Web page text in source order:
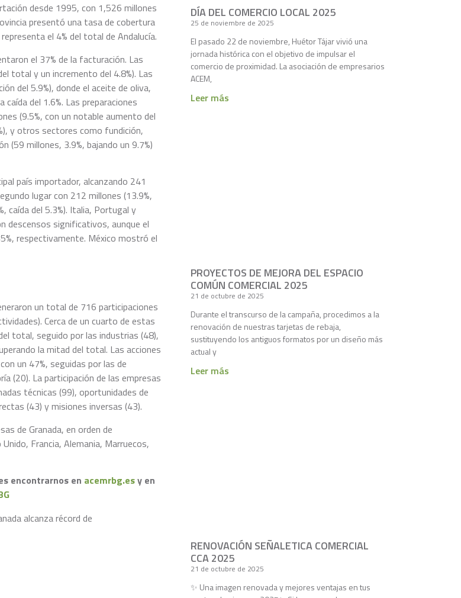
desde 1995, con 1,526 millones
presentó una tasa de cobertura
el 4% del total de Andalucía.
el 37% de la facturación. Las
total y un incremento del 4.8%). Las
del 5.9%), donde el aceite de oliva,
del 1.6%. Las preparaciones
(9.5%, con un notable aumento del
y otros sectores como fundición,
(59 millones, 3.9%, bajando un 9.7%)
país importador, alcanzando 241
lugar con 212 millones (13.9%,
caída del 5.3%). Italia, Portugal y
descensos significativos, aunque el
respectivamente. México mostró el
un total de 716 participaciones
Cerca de un cuarto de estas
total, seguido por las industrias (48),
la mitad del total. Las acciones
un 47%, seguidas por las de
(20). La participación de las empresas
técnicas (99), oportunidades de
(43) y misiones inversas (43).
de Granada, en orden de
Francia, Alemania, Marruecos,
encontrarnos en acemrbg.esy en
DÍA DEL COMERCIO LOCAL 2025
25 de noviembre de 2025
El pasado 22 de noviembre, Huétor Tájar vivió una
jornada histórica con el objetivo de impulsar el
comercio de proximidad. La asociación de empresarios
ACEM,
Leer más
PROYECTOS DE MEJORA DEL ESPACIO
COMÚN COMERCIAL 2025
21 de octubre de 2025
Durante el transcurso de la campaña, procedimos a la
renovación de nuestras tarjetas de rebaja,
sustituyendo los antiguos formatos por un diseño más
actual y
Leer más
RENOVACIÓN SEÑALETICA COMERCIAL
CCA 2025
21 de octubre de 2025
✨ Una imagen renovada y mejores ventajas en tus